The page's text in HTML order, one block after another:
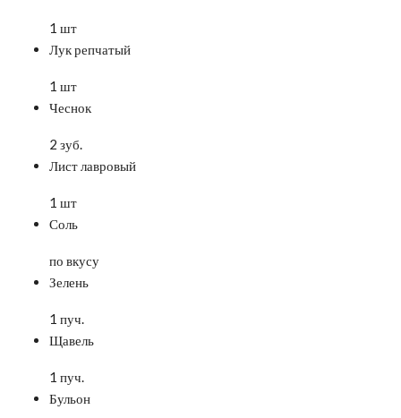
1 шт
Лук репчатый
1 шт
Чеснок
2 зуб.
Лист лавровый
1 шт
Соль
по вкусу
Зелень
1 пуч.
Щавель
1 пуч.
Бульон